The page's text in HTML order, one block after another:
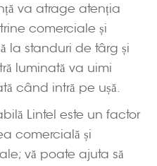
va atrage atenția
comerciale și
la standuri de târg și
luminată va uimi
când intră pe ușă.
Lintel este un factor
comercială și
vă poate ajuta să